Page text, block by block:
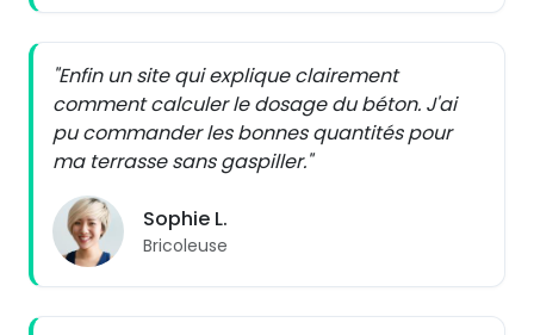
"Enfin un site qui explique clairement
comment calculer le dosage du béton. J'ai
pu commander les bonnes quantités pour
ma terrasse sans gaspiller."
Sophie L.
Bricoleuse